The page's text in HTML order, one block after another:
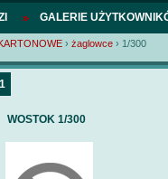
GALERIE
› żaglowce › 1/300
1
WOSTOK 1/300